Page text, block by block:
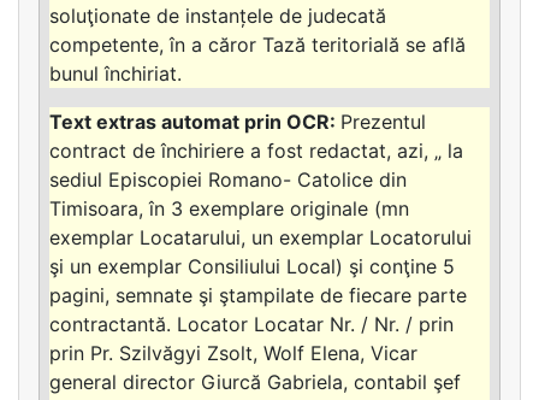
soluţionate de instanțele de judecată
competente, în a căror Tază teritorială se află
bunul închiriat.
Prezentul
contract de închiriere a fost redactat, azi, „ la
sediul Episcopiei Romano- Catolice din
Timisoara, în 3 exemplare originale (mn
exemplar Locatarului, un exemplar Locatorului
şi un exemplar Consiliului Local) şi conţine 5
pagini, semnate şi ştampilate de fiecare parte
contractantă. Locator Locatar Nr. / Nr. / prin
prin Pr. Szilvăgyi Zsolt, Wolf Elena, Vicar
general director Giurcă Gabriela, contabil şef